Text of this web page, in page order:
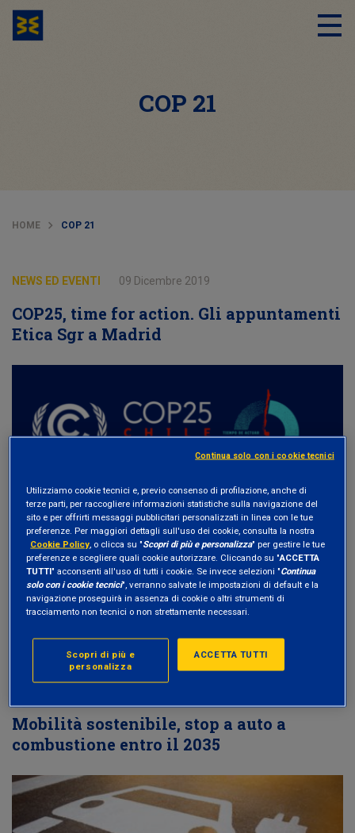
COP 21
HOME COP 21
NEWS ED EVENTI 09 Dicembre 2019
COP25, time for action. Gli appuntamenti
Etica Sgr a Madrid
AMBIENTE ACCORDO SUL CLIMA
CAMBIAMENTO CLIMATICO COP 21
COP 25
Mobilità sostenibile, stop a auto a
combustione entro il 2035
Utilizziamo cookie tecnici e, previo consenso di profilazione, anche di
terze parti, per raccogliere informazioni statistiche sulla navigazione del
sito e per offrirti messaggi pubblicitari personalizzati in linea con le tue
preferenze. Per maggiori dettagli sull'uso dei cookie, consulta la nostra
Cookie Policy, o clicca su "Scopri di più e personalizza" per gestire le tue
preferenze e scegliere quali cookie autorizzare. Cliccando su "ACCETTA
TUTTI" acconsenti all'uso di tutti i cookie. Se invece selezioni "Continua
solo con i cookie tecnici", verranno salvate le impostazioni di default e la
navigazione proseguirà in assenza di cookie o altri strumenti di
tracciamento non tecnici o non strettamente necessari.
ACCETTA TUTTI
Scopri di più e
personalizza
Continua solo con i cookie tecnici